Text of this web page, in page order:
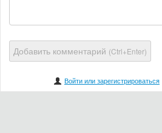
Добавить комментарий (Ctrl+Enter)
Войти или зарегистрироваться